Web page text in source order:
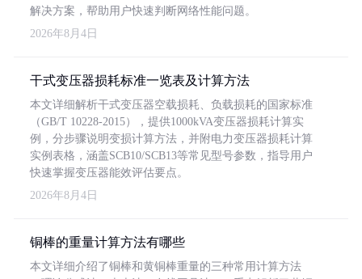
解决方案，帮助用户快速判断网络性能问题。
2026年8月4日
干式变压器损耗标准一览表及计算方法
本文详细解析干式变压器空载损耗、负载损耗的国家标准
（GB/T 10228-2015），提供1000kVA变压器损耗计算实
例，分步骤说明变损计算方法，并附电力变压器损耗计算
实例表格，涵盖SCB10/SCB13等常见型号参数，指导用户
快速掌握变压器能效评估要点。
2026年8月4日
铜棒的重量计算方法有哪些
本文详细介绍了铜棒和黄铜棒重量的三种常用计算方法